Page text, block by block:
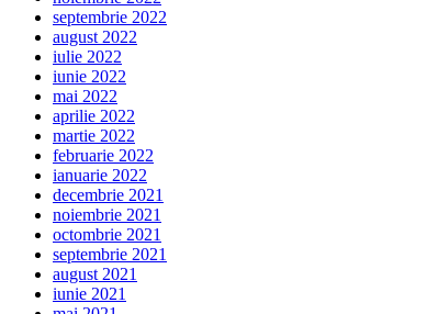
septembrie 2022
august 2022
iulie 2022
iunie 2022
mai 2022
aprilie 2022
martie 2022
februarie 2022
ianuarie 2022
decembrie 2021
noiembrie 2021
octombrie 2021
septembrie 2021
august 2021
iunie 2021